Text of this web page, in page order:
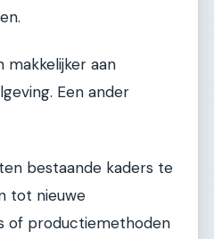
makkelijker aan
Een ander
bestaande kaders te
tot nieuwe
of productiemethoden